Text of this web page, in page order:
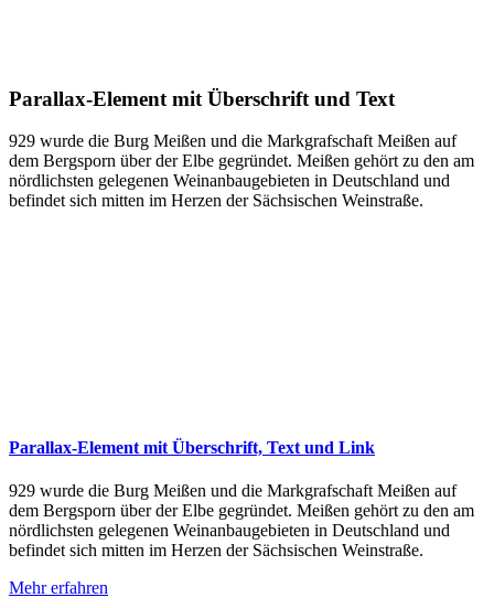
Parallax-Element mit Überschrift und Text
929 wurde die Burg Meißen und die Markgrafschaft Meißen auf
dem Bergsporn über der Elbe gegründet. Meißen gehört zu den am
nördlichsten gelegenen Weinanbaugebieten in Deutschland und
befindet sich mitten im Herzen der Sächsischen Weinstraße.
Parallax-Element mit Überschrift, Text und Link
929 wurde die Burg Meißen und die Markgrafschaft Meißen auf
dem Bergsporn über der Elbe gegründet. Meißen gehört zu den am
nördlichsten gelegenen Weinanbaugebieten in Deutschland und
befindet sich mitten im Herzen der Sächsischen Weinstraße.
Mehr erfahren